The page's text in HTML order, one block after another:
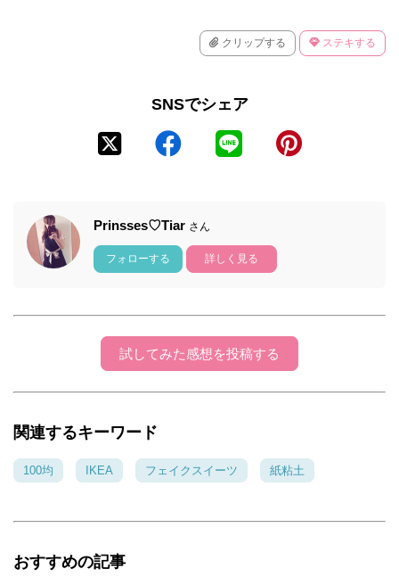
クリップする ステキする
SNSでシェア
Prinsses♡Tiar さん
フォローする 詳しく見る
試してみた感想を投稿する
関連するキーワード
100均 IKEA フェイクスイーツ 紙粘土
おすすめの記事